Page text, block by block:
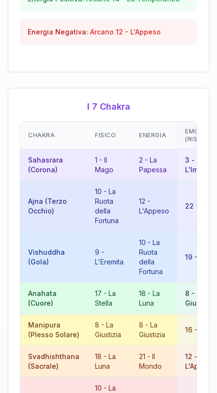
Energia Negativa: Arcano 12 - L'Appeso
I 7 Chakra
CHAKRA FISICO ENERGIA
EMOZIONI
Sahasrara
(Corona)
1 - Il
Mago
2 - La
Papessa
3 -
Ajna (Terzo
Occhio)
10 - La
Ruota
della
Fortuna
12 -
L'Appeso
22 -
Vishuddha
(Gola)
9 -
L'Eremita
10 - La
Ruota
della
Fortuna
19 -
Anahata
(Cuore)
17 - La
Stella
18 - La
Luna
8 -
Giustizia
Manipura
(Plesso Solare)
8 - La
Giustizia
8 - La
Giustizia
16 -
Svadhishthana
(Sacrale)
18 - La
Luna
21 - Il
Mondo
12 -
L'Appeso
10 - La